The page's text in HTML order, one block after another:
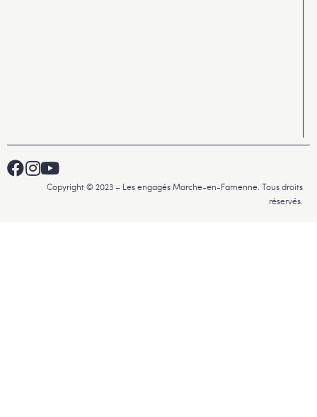
Copyright © 2023 – Les engagés Marche-en-Famenne. Tous droits
réservés.